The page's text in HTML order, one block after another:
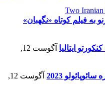
به فیلم کوتاه «نگهبان»
ایتالیا
آگوست 12,
2023
آگوست 12,